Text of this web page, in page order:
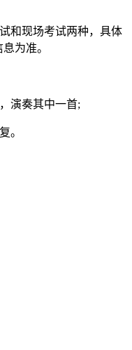
和现场考试两种，具体
为准。
演奏其中一首;
。